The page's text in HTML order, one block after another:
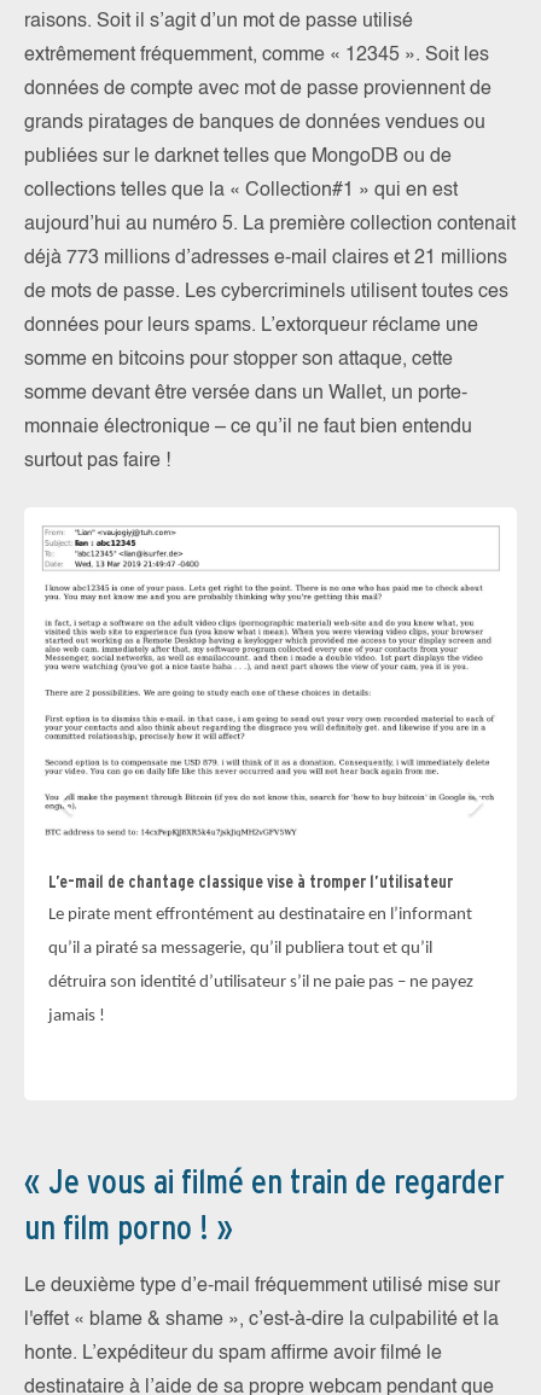
raisons. Soit il s’agit d’un mot de passe utilisé
extrêmement fréquemment, comme « 12345 ». Soit les
données de compte avec mot de passe proviennent de
grands piratages de banques de données vendues ou
publiées sur le darknet telles que MongoDB ou de
collections telles que la « Collection#1 » qui en est
aujourd’hui au numéro 5. La première collection contenait
déjà 773 millions d’adresses e-mail claires et 21 millions
de mots de passe. Les cybercriminels utilisent toutes ces
données pour leurs spams. L’extorqueur réclame une
somme en bitcoins pour stopper son attaque, cette
somme devant être versée dans un Wallet, un porte-
monnaie électronique – ce qu’il ne faut bien entendu
surtout pas faire !
L’e-mail de chantage classique vise à tromper l’utilisateur
Le pirate ment effrontément au destinataire en l’informant
qu’il a piraté sa messagerie, qu’il publiera tout et qu’il
détruira son identité d’utilisateur s’il ne paie pas – ne payez
jamais !
« Je vous ai filmé en train de regarder
un film porno ! »
Le deuxième type d’e-mail fréquemment utilisé mise sur
l'effet « blame & shame », c’est-à-dire la culpabilité et la
honte. L’expéditeur du spam affirme avoir filmé le
destinataire à l’aide de sa propre webcam pendant que